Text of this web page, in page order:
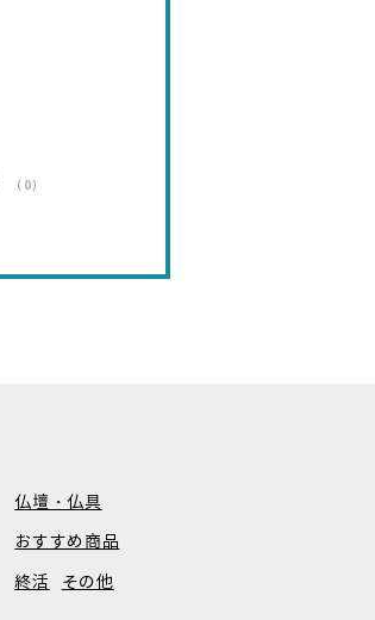
（0）
仏壇・仏具
おすすめ商品
終活 その他